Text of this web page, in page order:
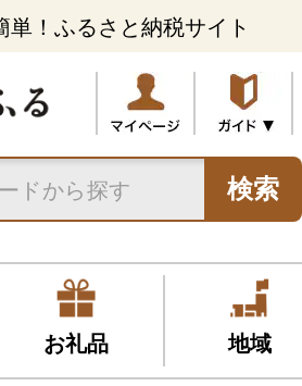
単！ふるさと納税サイト
検索
お礼品 地域